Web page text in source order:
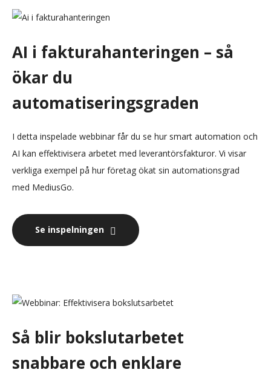
AI i fakturahanteringen – så
ökar du
automatiseringsgraden
I detta inspelade webbinar får du se hur smart automation och
AI kan effektivisera arbetet med leverantörsfakturor. Vi visar
verkliga exempel på hur företag ökat sin automationsgrad
med MediusGo.
Se inspelningen
Så blir bokslutarbetet
snabbare och enklare